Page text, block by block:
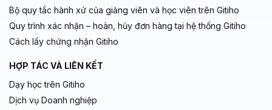
Bộ quy tắc hành xử của giảng viên và học viên trên Gitiho
Quy trình xác nhận – hoàn, hủy đơn hàng tại hệ thống Gitiho
Cách lấy chứng nhận Gitiho
HỢP TÁC VÀ LIÊN KẾT
Dạy học trên Gitiho
Dịch vụ Doanh nghiệp